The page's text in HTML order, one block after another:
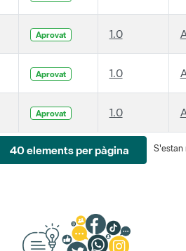
Aprovat 1.0
Aprovat 1.0
Aprovat 1.0
40 elements per pàgina S'estan